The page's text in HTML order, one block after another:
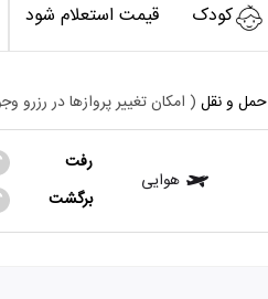
کودک قیمت استعلام شود
حمل و نقل ( امکان تغییر پروازها در
هوایی
رفت
برگشت